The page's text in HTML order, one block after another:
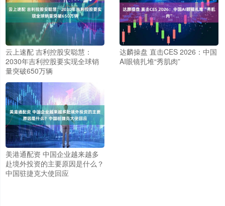
云上速配 吉利控股安聪慧：
2030年吉利控股要实现全球销
量突破650万辆
达麟操盘 直击CES 2026：中国
AI眼镜扎堆“秀肌肉”
美港通配资 中国企业越来越多
赴境外投资的主要原因是什么？
中国驻捷克大使回应